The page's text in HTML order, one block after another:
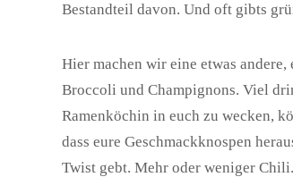
Bestandteil davon. Und oft gibts
Hier machen wir eine etwas
Broccoli und Champignons. Viel
Ramenköchin in euch zu wecken,
dass eure Geschmackknospen
Twist gebt. Mehr oder weniger